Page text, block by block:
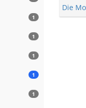
1
1
1
1
1
Die